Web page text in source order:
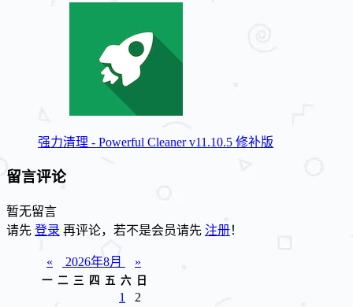
强力清理 - Powerful Cleaner v11.10.5 修补版
留言评论
暂无留言
请先 登录 再评论，若不是会员请先 注册！
« 2026年8月 »
一 二 三 四 五 六 日
1
2